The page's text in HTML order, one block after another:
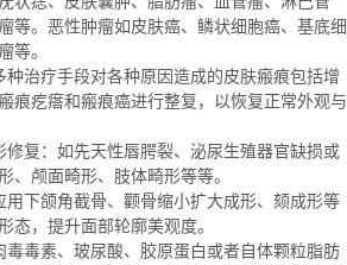
等。恶性肿瘤如皮肤癌、鳞状细胞癌、基底细
等。
治疗手段对各种原因造成的皮肤瘢痕包括增
痕疙瘩和瘢痕癌进行整复，以恢复正常外观与
复：如先天性唇腭裂、泌尿生殖器官缺损或
、颅面畸形、肢体畸形等等。
用下颌角截骨、颧骨缩小扩大成形、颏成形等
态，提升面部轮廓美观度。
毒毒素、玻尿酸、胶原蛋白或者自体颗粒脂肪